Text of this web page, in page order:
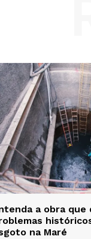
a obra
na Maré